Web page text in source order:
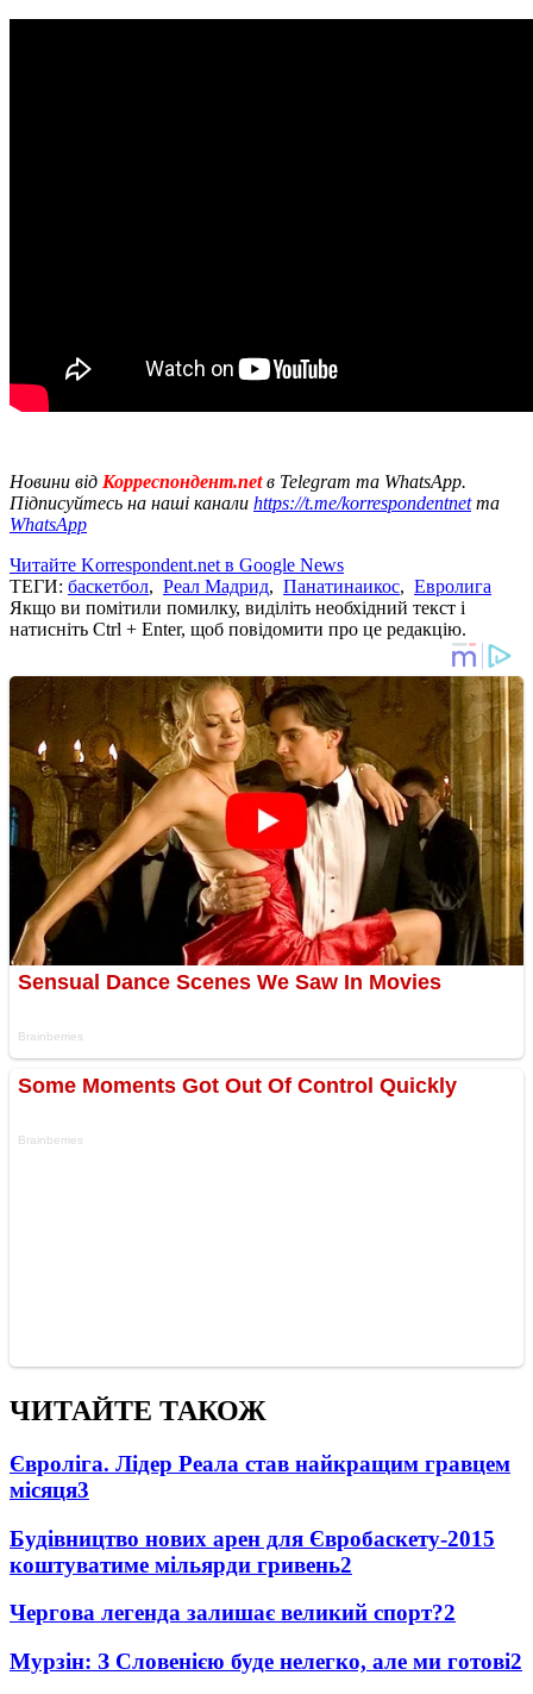
Новини від Корреспондент.netв Telegram та WhatsApp.
Підписуйтесь на наші канали https://t.me/korrespondentnetта
WhatsApp
Читайте Korrespondent.net в Google News
ТЕГИ: баскетбол, Реал Мадрид, Панатинаикос, Евролига
Якщо ви помітили помилку, виділіть необхідний текст і
натисніть Ctrl + Enter, щоб повідомити про це редакцію.
ЧИТАЙТЕ ТАКОЖ
Євроліга. Лідер Реала став найкращим гравцем
місяця3
Будівництво нових арен для Євробаскету-2015
коштуватиме мільярди гривень2
Чергова легенда залишає великий спорт?2
Мурзін: З Словенією буде нелегко, але ми готові2